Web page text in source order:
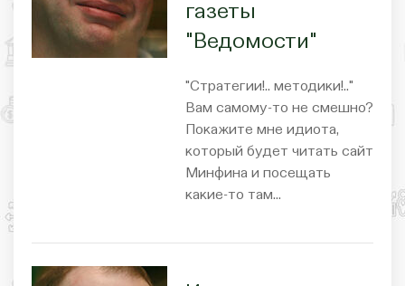
газеты
"Ведомости"
"Стратегии!.. методики!.."
Вам самому-то не смешно?
Покажите мне идиота,
который будет читать сайт
Минфина и посещать
какие-то там…